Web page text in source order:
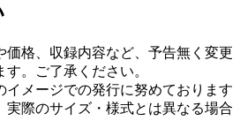
価格、収録内容など、予告無く変更
。ご了承ください。
イメージでの発行に努めております
実際のサイズ・様式とは異なる場合